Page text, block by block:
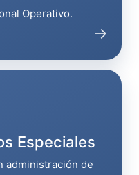
Operativo.
→
Especiales
administración de